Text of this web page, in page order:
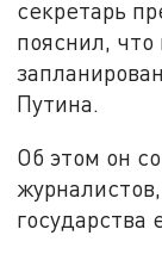
секретарь
пояснил,
Путина.
Об этом он
государства